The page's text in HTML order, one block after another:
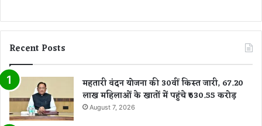
ला
ब
में
क
ने
की
जि
Recent Posts
महतारी वंदन योजना की 30वीं किस्त जारी, 67.20
लाख महिलाओं के खातों में पहुंचे ₹630.55 करोड़
August 7, 2026